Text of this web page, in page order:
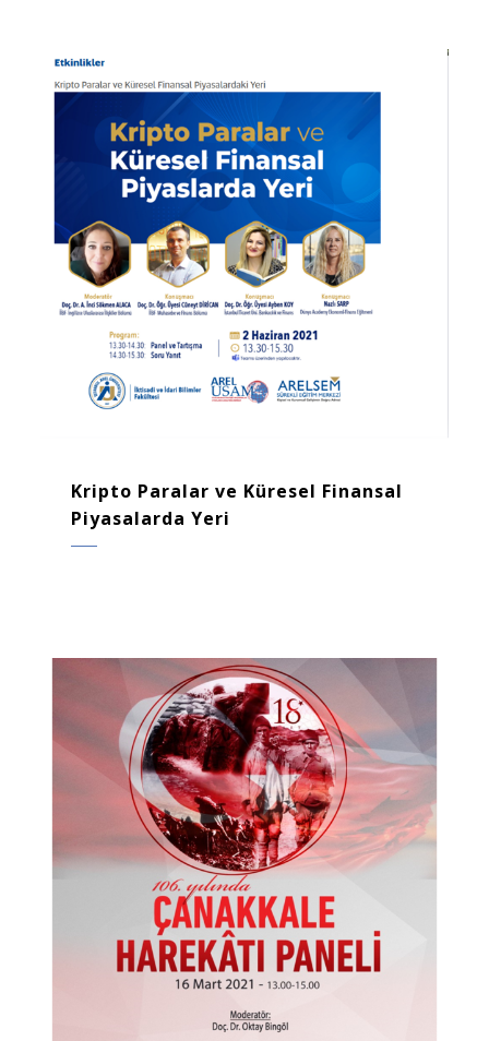
Kripto Paralar ve Küresel Finansal
Piyasalarda Yeri